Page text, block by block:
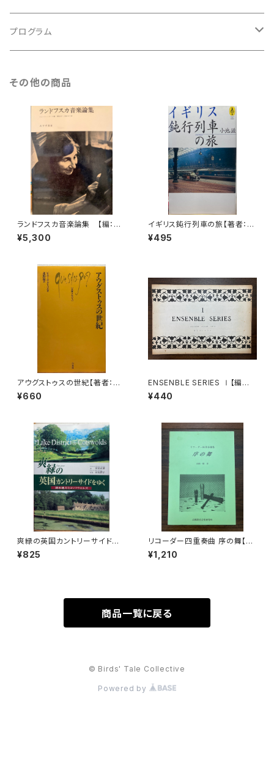
ルネサンス
古楽以外
古楽
プログラム
古楽以外
その他の商品
ランドフスカ音楽論集 【編：ド
ニーズ・レストウ編 共訳：鍋島
元子・大島かおり】 出版社：み
¥5,300
イギリス鈍行列車の旅【著者：小
池滋】出版社：NTT出版 1997
年
¥495
アウグストゥスの世紀【著者：ピ
エール・グリマル, 訳：北野徹】出
版社：白水社 2004年
¥660
ENSENBLE SERIES Ⅰ【編集：
東京コレギウム】出版社：東京コ
レギウム出版部
¥440
爽緑の英国カントリーサイドを
ゆく【著者：末安正博 写真：末安
潤子】出版社：成隆出版 2000
¥825
リコーダー四重奏曲 序の舞【著
者：高橋一雄】出版社：高橋教育
音楽研究所 平成18年
¥1,210
商品一覧に戻る
© Birds' Tale Collective
Powered by